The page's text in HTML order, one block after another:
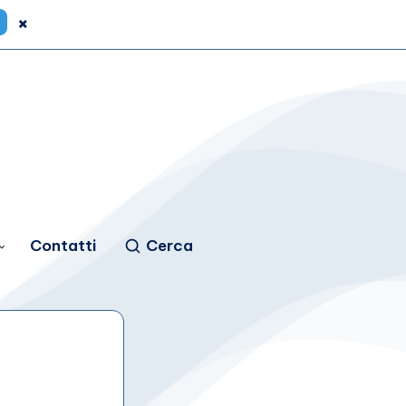
×
Contatti Cerca